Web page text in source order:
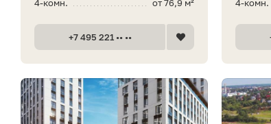
от 76,9 м²
4-комн.
+7 495 221 •• ••
4-комн.